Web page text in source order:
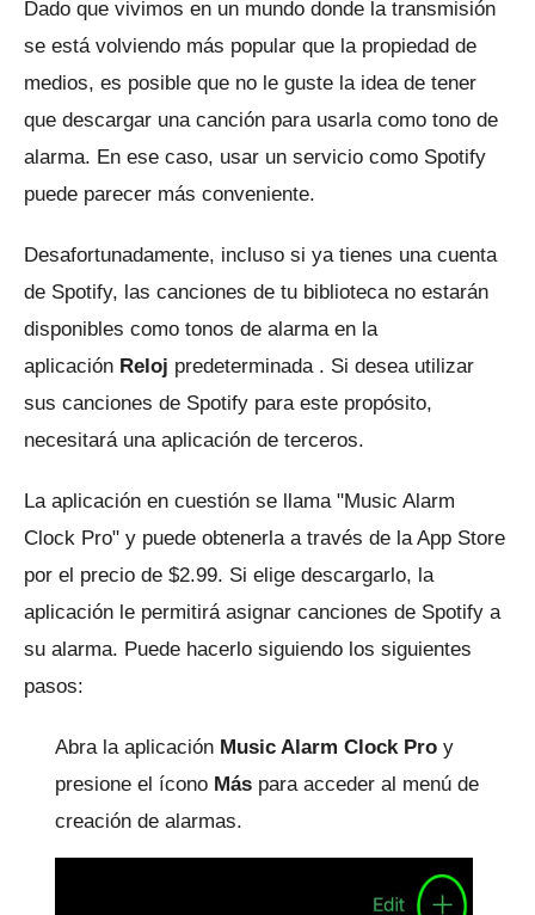
Dado que vivimos en un mundo donde la transmisión
se está volviendo más popular que la propiedad de
medios, es posible que no le guste la idea de tener
que descargar una canción para usarla como tono de
alarma. En ese caso, usar un servicio como Spotify
puede parecer más conveniente.
Desafortunadamente, incluso si ya tienes una cuenta
de Spotify, las canciones de tu biblioteca no estarán
disponibles como tonos de alarma en la
aplicación Reloj predeterminada . Si desea utilizar
sus canciones de Spotify para este propósito,
necesitará una aplicación de terceros.
La aplicación en cuestión se llama "Music Alarm
Clock Pro" y puede obtenerla a través de la App Store
por el precio de $2.99. Si elige descargarlo, la
aplicación le permitirá asignar canciones de Spotify a
su alarma. Puede hacerlo siguiendo los siguientes
pasos:
Abra la aplicación Music Alarm Clock Pro y
presione el ícono Más para acceder al menú de
creación de alarmas.